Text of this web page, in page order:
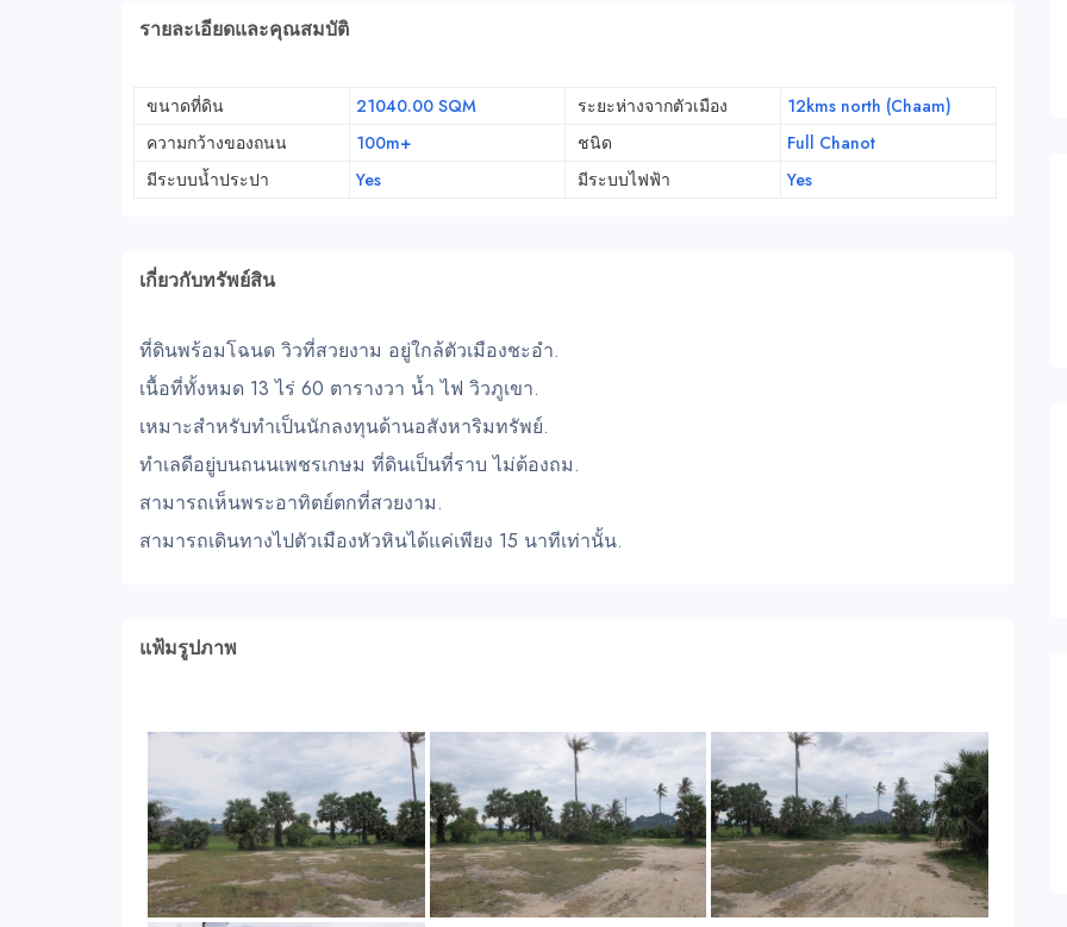
รายละเอียดและคุณสมบัติ
ขนาดที่ดิน 21040.00 SQM ระยะห่างจากตัวเมือง
12kms north (Chaam)
ความกว้างของถนน
100m+ ชนิด
Full Chanot
มีระบบน้ำประปา
Yes มีระบบไฟฟ้า Yes
เกี่ยวกับทรัพย์สิน
ที่ดินพร้อมโฉนด วิวที่สวยงาม อยู่ใกล้ตัวเมืองชะอำ.
เนื้อที่ทั้งหมด 13 ไร่ 60 ตารางวา น้ำ ไฟ วิวภูเขา.
เหมาะสำหรับทำเป็นนักลงทุนด้านอสังหาริมทรัพย์.
ทำเลดีอยู่บนถนนเพชรเกษม ที่ดินเป็นที่ราบ ไม่ต้องถม.
สามารถเห็นพระอาทิตย์ตกที่สวยงาม.
สามารถเดินทางไปตัวเมืองหัวหินได้แค่เพียง 15 นาทีเท่านั้น.
แฟ้มรูปภาพ